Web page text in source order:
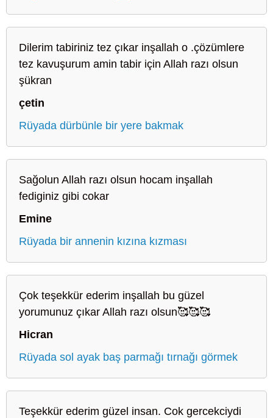
Dilerim tabiriniz tez çıkar inşallah o .çözümlere
tez kavuşurum amin tabir için Allah razı olsun
şükran
çetin
Rüyada dürbünle bir yere bakmak
Sağolun Allah razı olsun hocam inşallah
fediginiz gibi cokar
Emine
Rüyada bir annenin kızına kızması
Çok teşekkür ederim inşallah bu güzel
yorumunuz çıkar Allah razı olsun🥰🥰🥰
Hicran
Rüyada sol ayak baş parmağı tırnağı görmek
Teşekkür ederim güzel insan. Cok gercekciydi